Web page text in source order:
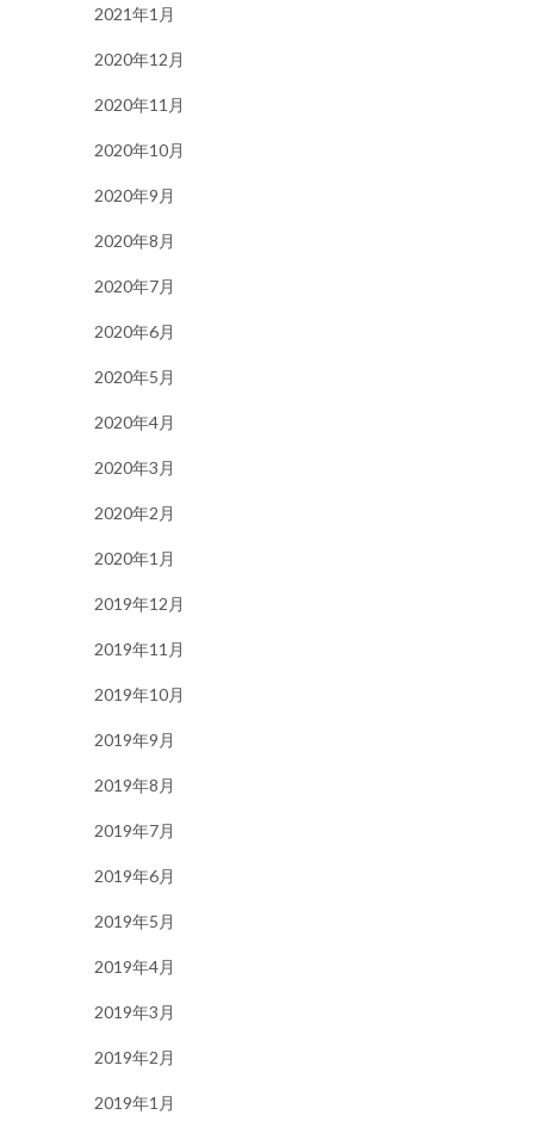
2021年1月
2020年12月
2020年11月
2020年10月
2020年9月
2020年8月
2020年7月
2020年6月
2020年5月
2020年4月
2020年3月
2020年2月
2020年1月
2019年12月
2019年11月
2019年10月
2019年9月
2019年8月
2019年7月
2019年6月
2019年5月
2019年4月
2019年3月
2019年2月
2019年1月